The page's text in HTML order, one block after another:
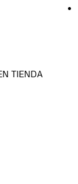
TIENDA